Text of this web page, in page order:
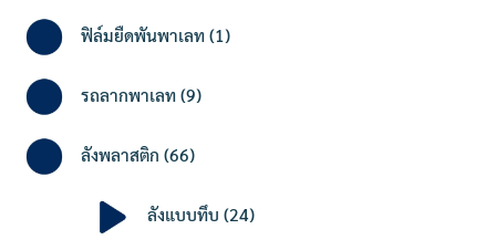
ฟิล์มยืดพันพาเลท 1
product
รถลากพาเลท 9
products
ลังพลาสติก 66
products
ลังแบบทึบ 24
products